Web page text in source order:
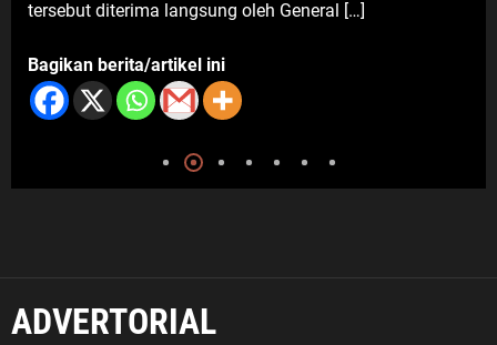
7 Agustus 2026
tersebut diterima langsung oleh General […]
Bagikan berita/artikel ini
ADVERTORIAL